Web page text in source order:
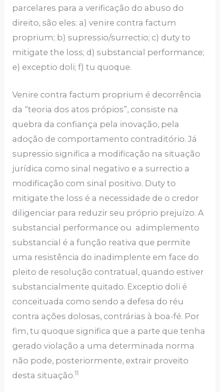
parcelares para a verificação do abuso do
direito, são eles: a) venire contra factum
proprium; b) supressio/surrectio; c) duty to
mitigate the loss; d) substancial performance;
e) exceptio doli; f) tu quoque.
Venire contra factum proprium é decorrência
da “teoria dos atos própios”, consiste na
quebra da confiança pela inovação, pela
adoção de comportamento contraditório. Já
supressio significa a modificação na situação
jurídica como sinal negativo e a surrectio a
modificação com sinal positivo. Duty to
mitigate the loss é a necessidade de o credor
diligenciar para reduzir seu próprio prejuízo. A
substancial performance ou adimplemento
substancial é a função reativa que permite
uma resistência do inadimplente em face do
pleito de resolução contratual, quando estiver
substancialmente quitado. Exceptio doli é
conceituada como sendo a defesa do réu
contra ações dolosas, contrárias à boa-fé. Por
fim, tu quoque significa que a parte que tenha
gerado violação a uma determinada norma
não pode, posteriormente, extrair proveito
desta situação.11